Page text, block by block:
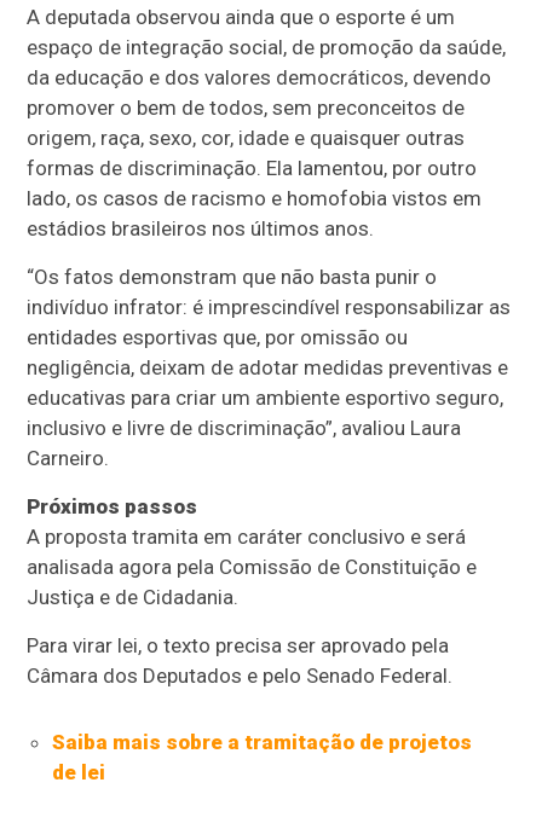
A deputada observou ainda que o esporte é um
espaço de integração social, de promoção da saúde,
da educação e dos valores democráticos, devendo
promover o bem de todos, sem preconceitos de
origem, raça, sexo, cor, idade e quaisquer outras
formas de discriminação. Ela lamentou, por outro
lado, os casos de racismo e homofobia vistos em
estádios brasileiros nos últimos anos.
“Os fatos demonstram que não basta punir o
indivíduo infrator: é imprescindível responsabilizar as
entidades esportivas que, por omissão ou
negligência, deixam de adotar medidas preventivas e
educativas para criar um ambiente esportivo seguro,
inclusivo e livre de discriminação”, avaliou Laura
Carneiro.
Próximos passos
A proposta tramita em caráter conclusivo e será
analisada agora pela Comissão de Constituição e
Justiça e de Cidadania.
Para virar lei, o texto precisa ser aprovado pela
Câmara dos Deputados e pelo Senado Federal.
Saiba mais sobre a tramitação de projetos
de lei